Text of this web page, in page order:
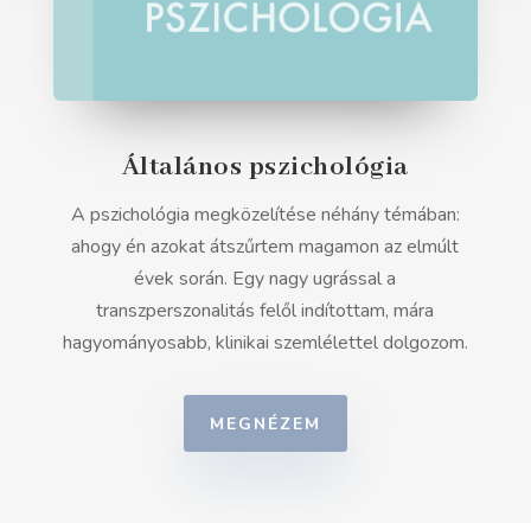
Általános pszichológia
A pszichológia megközelítése néhány témában:
ahogy én azokat átszűrtem magamon az elmúlt
évek során. Egy nagy ugrással a
transzperszonalitás felől indítottam, mára
hagyományosabb, klinikai szemlélettel dolgozom.
MEGNÉZEM